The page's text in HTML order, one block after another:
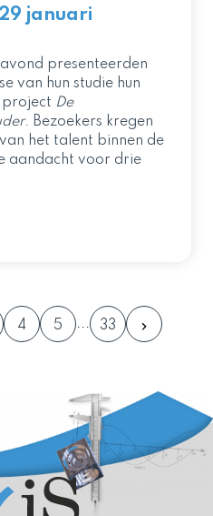
januari
presenteerden
van hun studie hun
project De
. Bezoekers kregen
het talent binnen de
aandacht voor drie
4 5 33